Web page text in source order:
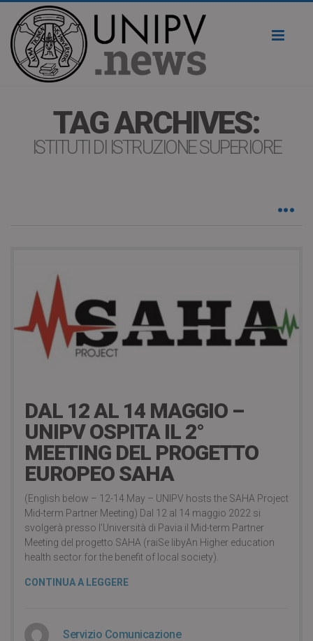
TAG ARCHIVES:
ISTITUTI DI ISTRUZIONE SUPERIORE
DAL 12 AL 14 MAGGIO –
UNIPV OSPITA IL 2°
MEETING DEL PROGETTO
EUROPEO SAHA
(English below – 12-14 May – UNIPV hosts the SAHA Project
Mid-term Partner Meeting) Dal 12 al 14 maggio 2022 si
svolgerà presso l’Università di Pavia il Mid-term Partner
Meeting del progetto SAHA (raiSe libyAn Higher education
health sector for the benefit of local society).
CONTINUA A LEGGERE
Servizio Comunicazione